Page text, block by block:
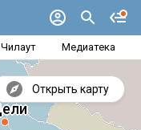
Чилаут Медиатека
Открыть карту